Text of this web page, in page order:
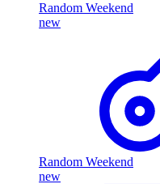
Random Weekend
new
Random Weekend
new